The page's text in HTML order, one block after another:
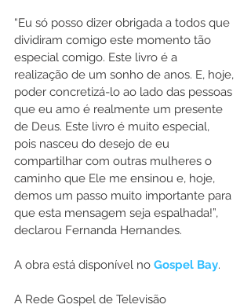
“Eu só posso dizer obrigada a todos que
dividiram comigo este momento tão
especial comigo. Este livro é a
realização de um sonho de anos. E, hoje,
poder concretizá-lo ao lado das pessoas
que eu amo é realmente um presente
de Deus. Este livro é muito especial,
pois nasceu do desejo de eu
compartilhar com outras mulheres o
caminho que Ele me ensinou e, hoje,
demos um passo muito importante para
que esta mensagem seja espalhada!”,
declarou Fernanda Hernandes.
A obra está disponível no Gospel Bay.
A Rede Gospel de Televisão